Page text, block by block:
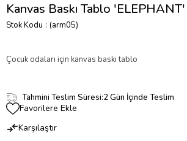
Kanvas Baskı Tablo 'ELEPHANT'
Stok Kodu (arm05)
Çocuk odaları için kanvas baskı tablo
Tahmini Teslim Süresi:2 Gün İçinde Teslim
Favorilere Ekle
Karşılaştır